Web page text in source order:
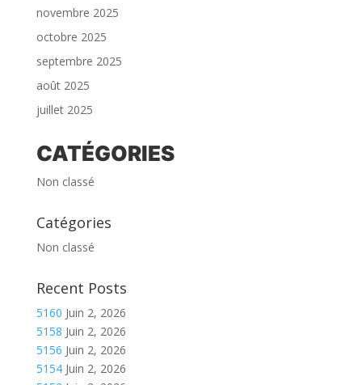
novembre 2025
octobre 2025
septembre 2025
août 2025
juillet 2025
CATÉGORIES
Non classé
Catégories
Non classé
Recent Posts
5160 Juin 2, 2026
5158 Juin 2, 2026
5156 Juin 2, 2026
5154 Juin 2, 2026